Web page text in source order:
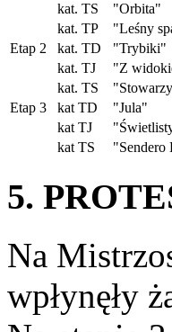
kat. TS
"Orbita"
kat. TP
"Leśny
Etap 2
kat. TD "Trybiki"
kat. TJ
"Z
kat. TS
Etap 3
kat TD "Jula"
kat TJ
kat TS
"Sendero
5.
Na
wpłynęły